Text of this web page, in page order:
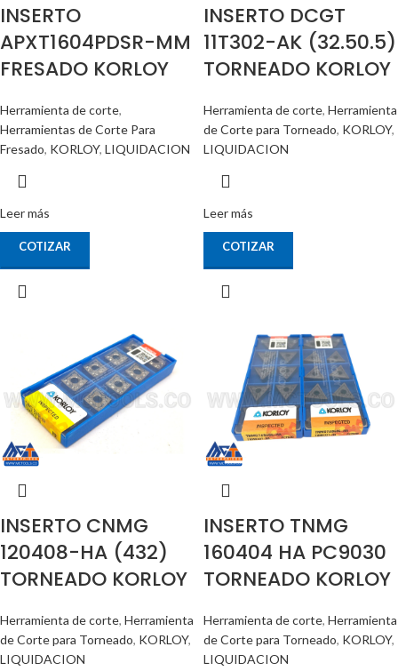
INSERTO
APXT1604PDSR-MM
FRESADO KORLOY
Herramienta de corte,
Herramientas de Corte Para
Fresado, KORLOY, LIQUIDACION
Leer más
COTIZAR
INSERTO DCGT
11T302-AK (32.50.5)
TORNEADO KORLOY
Herramienta de corte, Herramienta
de Corte para Torneado, KORLOY,
LIQUIDACION
Leer más
COTIZAR
INSERTO CNMG
120408-HA (432)
TORNEADO KORLOY
Herramienta de corte, Herramienta
de Corte para Torneado, KORLOY,
LIQUIDACION
INSERTO TNMG
160404 HA PC9030
TORNEADO KORLOY
Herramienta de corte, Herramienta
de Corte para Torneado, KORLOY,
LIQUIDACION